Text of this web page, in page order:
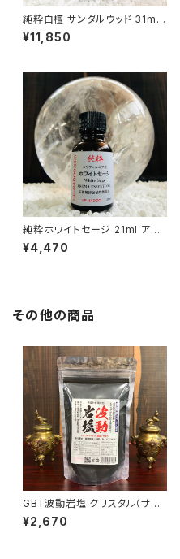
純粋白檀 サンダルウッド 31ml
アロマオイル
¥11,850
純粋ホワイトセージ 21ml アロ
マオイル
¥4,470
その他の商品
GBT波動岩塩 クリスタル（サン
ド） 竹炭入り 300g最高級ヒマ
ラヤ岩塩 波動転写
¥2,670